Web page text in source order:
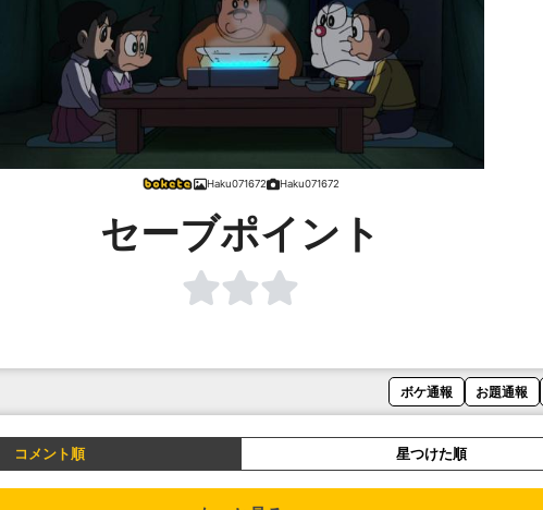
Haku071672 Haku071672
セーブポイント
ボケ通報 お題通報
コメント順 星つけた順